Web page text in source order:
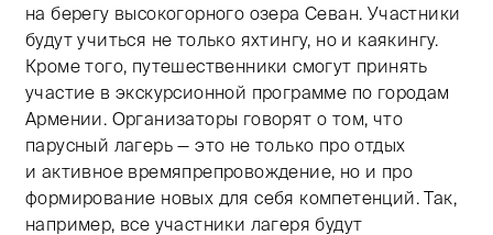
на берегу высокогорного озера Севан. Участники
будут учиться не только яхтингу, но и каякингу.
Кроме того, путешественники смогут принять
участие в экскурсионной программе по городам
Армении. Организаторы говорят о том, что
парусный лагерь — это не только про отдых
и активное времяпрепровождение, но и про
формирование новых для себя компетенций. Так,
например, все участники лагеря будут